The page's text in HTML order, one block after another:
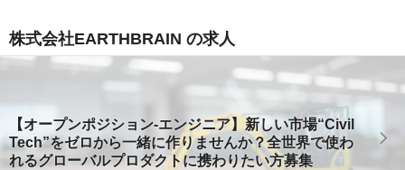
株式会社EARTHBRAIN の求人
【オープンポジション-エンジニア】新しい市場“Civil
Tech”をゼロから一緒に作りませんか？全世界で使わ
れるグローバルプロダクトに携わりたい方募集